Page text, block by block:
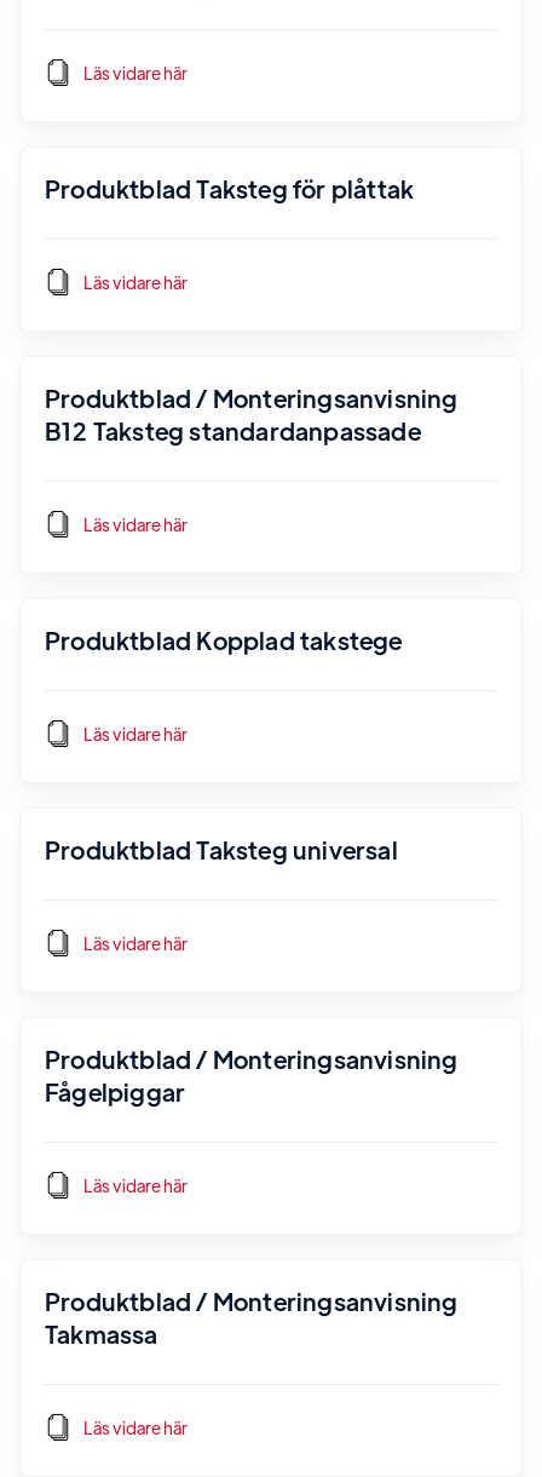
Läs vidare här
Produktblad Taksteg för plåttak
Läs vidare här
Produktblad / Monteringsanvisning
B12 Taksteg standardanpassade
Läs vidare här
Produktblad Kopplad takstege
Läs vidare här
Produktblad Taksteg universal
Läs vidare här
Produktblad / Monteringsanvisning
Fågelpiggar
Läs vidare här
Produktblad / Monteringsanvisning
Takmassa
Läs vidare här